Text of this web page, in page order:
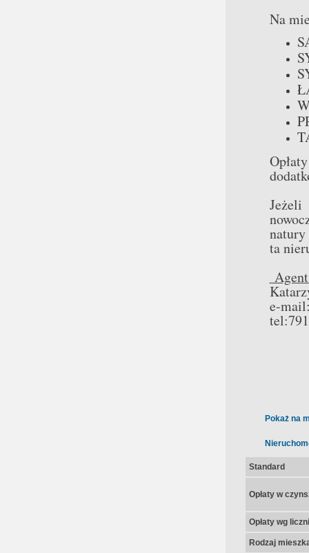
Na
ta
e-
Pokaż na
Standard
Opłaty w
Opłaty wg
Rodzaj